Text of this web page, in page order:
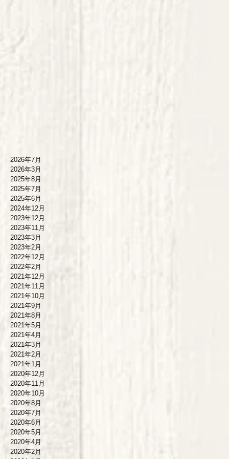
2026年7月
2026年3月
2025年8月
2025年7月
2025年6月
2024年12月
2023年12月
2023年11月
2023年3月
2023年2月
2022年12月
2022年2月
2021年12月
2021年11月
2021年10月
2021年9月
2021年8月
2021年5月
2021年4月
2021年3月
2021年2月
2021年1月
2020年12月
2020年11月
2020年10月
2020年8月
2020年7月
2020年6月
2020年5月
2020年4月
2020年2月